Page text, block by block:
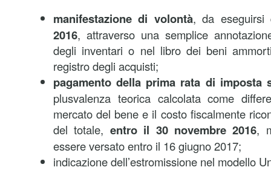
manifestazione di volontà, da eseguirsi
2016, attraverso una semplice
degli inventari o nel libro dei beni
registro degli acquisti;
pagamento della prima rata di imposta
plusvalenza teorica calcolata come
mercato del bene e il costo fiscalmente
del totale, entro il 30 novembre 2016,
essere versato entro il 16 giugno 2017;
indicazione dell’estromissione nel modello